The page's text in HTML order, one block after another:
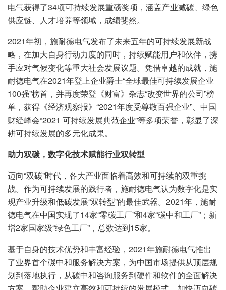
电气获得了34项可持续发展重磅奖项，涵盖产业减碳、绿色
供应链、人才培养等领域，成绩斐然。
2021年初，施耐德电气发布了未来五年的可持续发展新战
略，在加大自身行动力度的同时，持续赋能用户和伙伴，携
手应对气候变化等重大社会发展议题。凭借卓越的成就，施
耐德电气在2021年登上企业爵士“全球最佳可持续发展企业
100强”榜首，并再度荣登《财富》杂志“改变世界的公司”榜
单，获得《经济观察报》“2021年度受尊敬百强企业”、中国
财经峰会“2021 可持续发展典范企业”等多项荣誉，彰显了深
耕可持续发展的多元化成果。
助力双碳，数字化技术赋能行业双转型
迈向“双碳”时代，各大产业面临着高效和可持续的双重挑
战。作为可持续发展的践行者，施耐德电气认为数字化是实
现产业升级和低碳发展“双转型”的最佳武器。2021年，施耐
德电气在中国实现了14家“零碳工厂”和4家“碳中和工厂”；新
增2家国家级“绿色工厂”，总数达到15家。
基于自身的技术优势和丰富经验，2021年施耐德电气推出
了业界首个碳中和服务解决方案，为中国市场提供从顶层规
划到落地执行，从碳中和咨询服务到硬件和软件的全面解决